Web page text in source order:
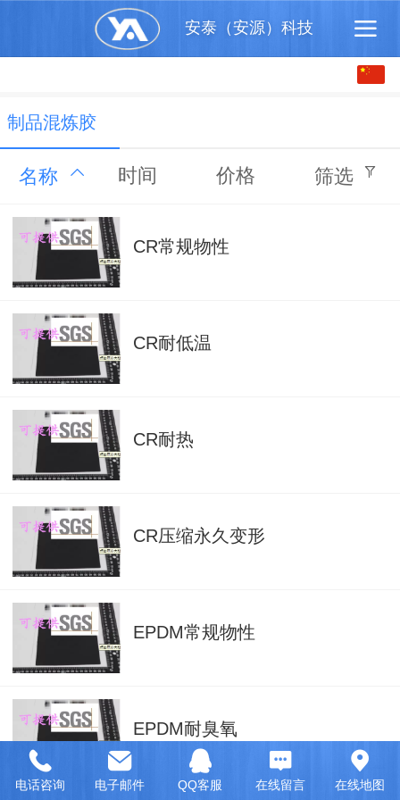
安泰（安源）科技
制品混炼胶
名称 时间 价格 筛选
CR常规物性
CR耐低温
CR耐热
CR压缩永久变形
EPDM常规物性
EPDM耐臭氧
电话咨询 电子邮件 QQ客服 在线留言 在线地图